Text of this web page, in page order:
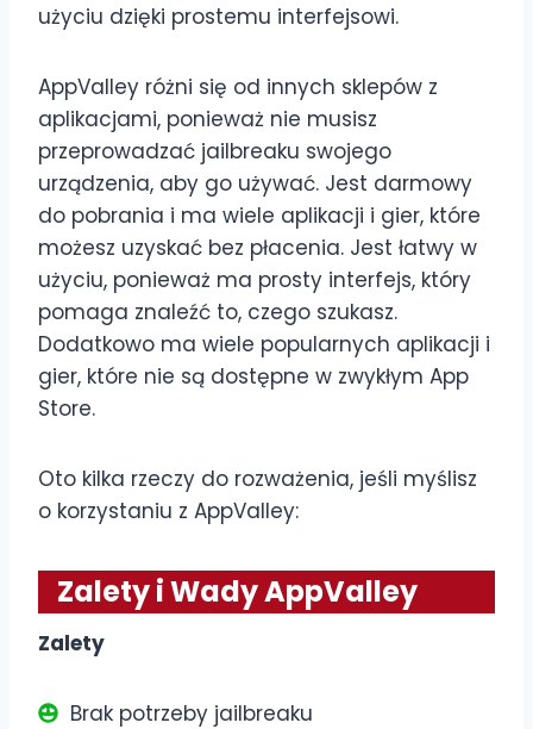
użyciu dzięki prostemu interfejsowi.
AppValley różni się od innych sklepów z
aplikacjami, ponieważ nie musisz
przeprowadzać jailbreaku swojego
urządzenia, aby go używać. Jest darmowy
do pobrania i ma wiele aplikacji i gier, które
możesz uzyskać bez płacenia. Jest łatwy w
użyciu, ponieważ ma prosty interfejs, który
pomaga znaleźć to, czego szukasz.
Dodatkowo ma wiele popularnych aplikacji i
gier, które nie są dostępne w zwykłym App
Store.
Oto kilka rzeczy do rozważenia, jeśli myślisz
o korzystaniu z AppValley:
Zalety i Wady AppValley
Zalety
Brak potrzeby jailbreaku